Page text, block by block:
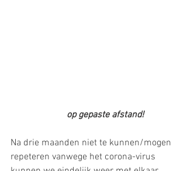
op gepaste afstand!
Na drie maanden niet te kunnen/mogen
repeteren vanwege het corona-virus